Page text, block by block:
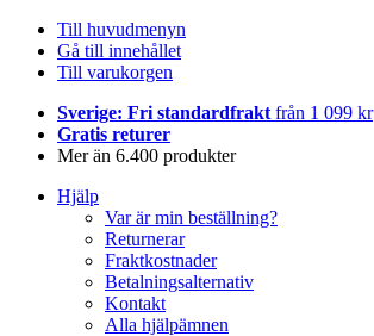
Till huvudmenyn
Gå till innehållet
Till varukorgen
Sverige: Fri standardfrakt från 1 099 kr
Gratis returer
Mer än 6.400 produkter
Hjälp
Var är min beställning?
Returnerar
Fraktkostnader
Betalningsalternativ
Kontakt
Alla hjälpämnen